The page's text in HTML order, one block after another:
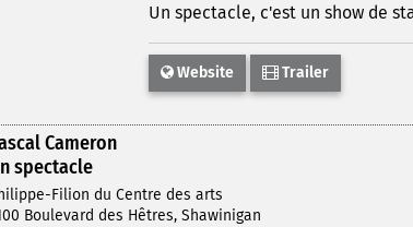
Un spectacle, c'est un show de
Website Trailer
Cameron
spectacle
Filion du Centre des arts
Boulevard des Hêtres, Shawinigan